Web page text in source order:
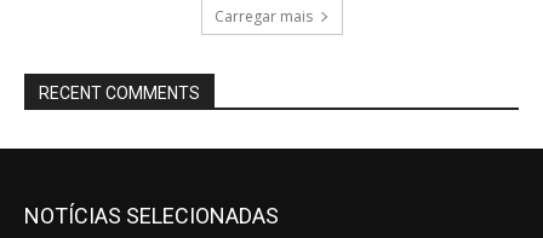
Carregar mais
RECENT COMMENTS
NOTÍCIAS SELECIONADAS